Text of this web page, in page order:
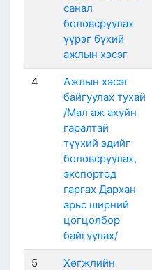
санал
боловсруулах
үүрэг бүхий
ажлын хэсэг
4
Ажлын хэсэг
байгуулах тухай
/Мал аж ахуйн
гаралтай
түүхий эдийг
боловсруулах,
экспортод
гаргах Дархан
арьс ширний
цогцолбор
байгуулах/
5
Хөгжлийн